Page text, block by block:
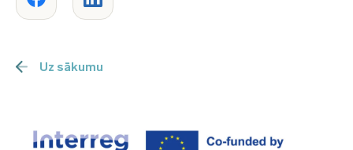
Uz sākumu